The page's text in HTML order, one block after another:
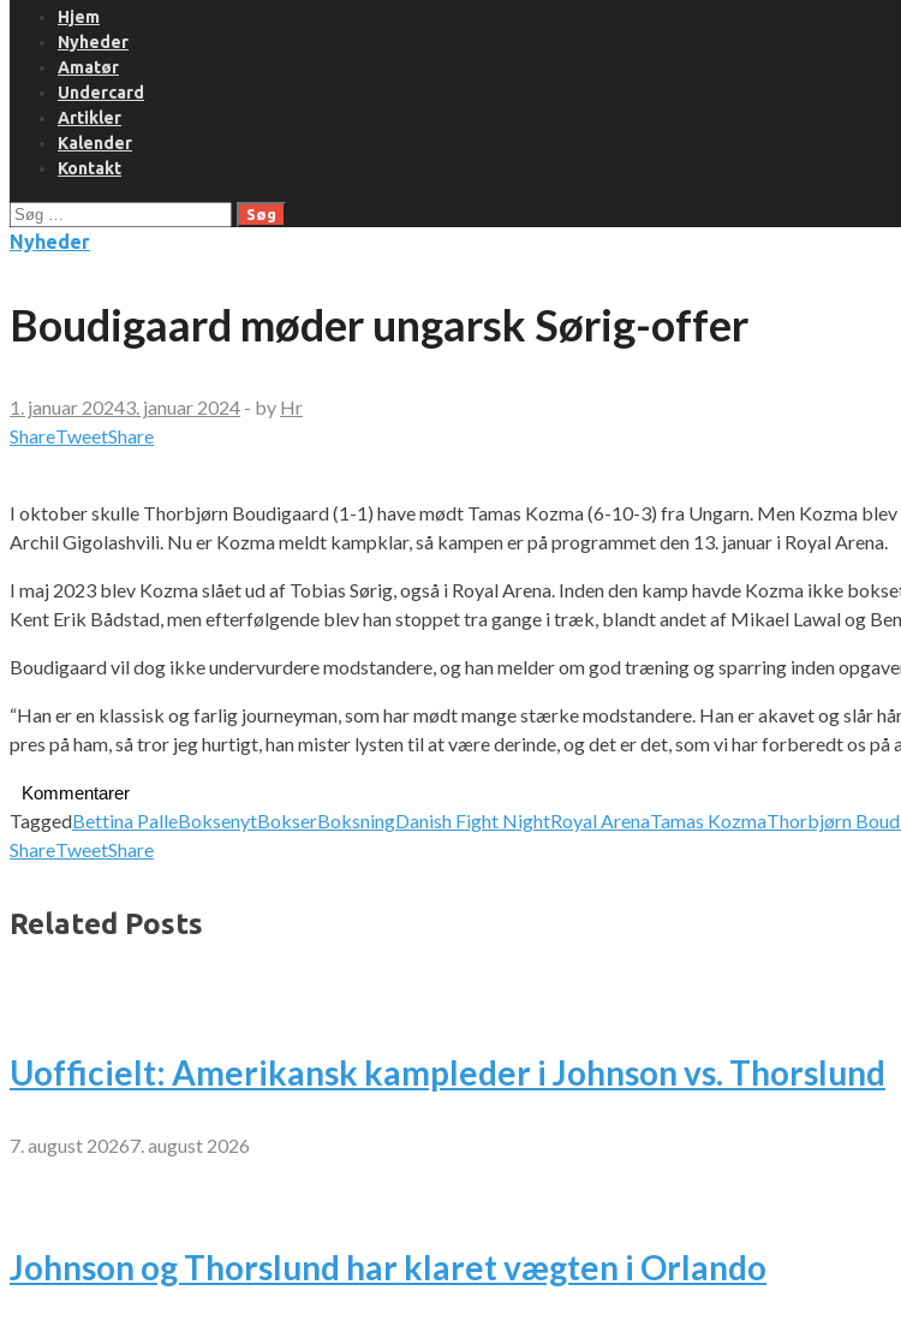
Hjem
Nyheder
Amatør
Undercard
Artikler
Kalender
Kontakt
Søg
efter:
Nyheder
Boudigaard møder ungarsk Sørig-offer
1. januar 20243. januar 2024 - by Hr
ShareTweetShare
I oktober skulle Thorbjørn Boudigaard (1-1) have mødt Tamas Kozma (6-10-3) fra Ungarn. Men Kozma
Archil Gigolashvili. Nu er Kozma meldt kampklar, så kampen er på programmet den 13. januar i Royal Arena.
I maj 2023 blev Kozma slået ud af Tobias Sørig, også i Royal Arena. Inden den kamp havde Kozma ikke
Kent Erik Bådstad, men efterfølgende blev han stoppet tra gange i træk, blandt andet af Mikael Lawal og
Boudigaard vil dog ikke undervurdere modstandere, og han melder om god træning og sparring inden
“Han er en klassisk og farlig journeyman, som har mødt mange stærke modstandere. Han er akavet og slår
pres på ham, så tror jeg hurtigt, han mister lysten til at være derinde, og det er det, som vi har forberedt os
Kommentarer
TaggedBettina PalleBoksenytBokserBoksningDanish Fight NightRoyal ArenaTamas KozmaThorbjørn
ShareTweetShare
Related Posts
Uofficielt: Amerikansk kampleder i Johnson vs. Thorslund
7. august 20267. august 2026
Johnson og Thorslund har klaret vægten i Orlando